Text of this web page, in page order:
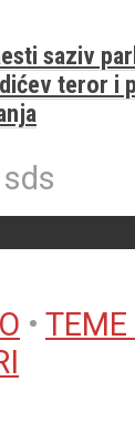
saziv
teror i
sds
• TEME